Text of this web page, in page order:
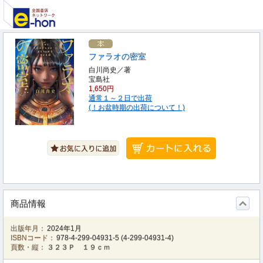
ファラオの密室
白川尚史／著
宝島社
1,650円
通常１～２日で出荷
(！お盆時期の出荷について！)
商品情報
出版年月： 2024年1月
ISBNコード： 978-4-299-04931-5 (4-299-04931-4)
頁数・縦：
３２３Ｐ １９ｃｍ